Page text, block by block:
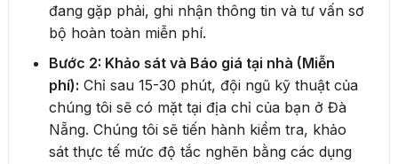
đang gặp phải, ghi nhận thông tin và tư vấn sơ
bộ hoàn toàn miễn phí.
Bước 2: Khảo sát và Báo giá tại nhà (Miễn
phí): Chỉ sau 15-30 phút, đội ngũ kỹ thuật của
chúng tôi sẽ có mặt tại địa chỉ của bạn ở Đà
Nẵng. Chúng tôi sẽ tiến hành kiểm tra, khảo
sát thực tế mức độ tắc nghẽn bằng các dụng